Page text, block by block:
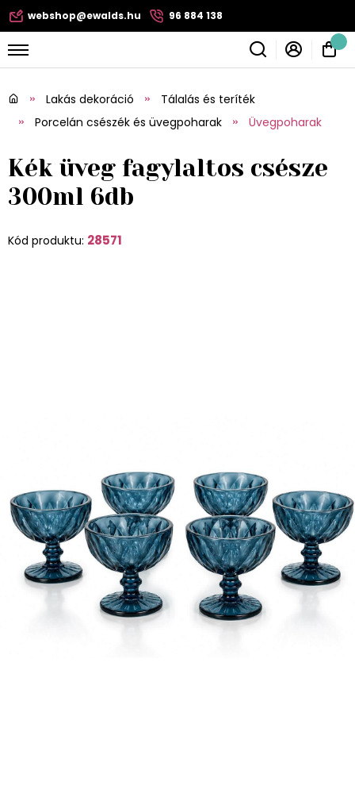
webshop@ewalds.hu 96 884 138
Lakás dekoráció
Tálalás és teríték
Porcelán csészék és üvegpoharak
Üvegpoharak
Kék üveg fagylaltos csésze
300ml 6db
Kód produktu: 28571